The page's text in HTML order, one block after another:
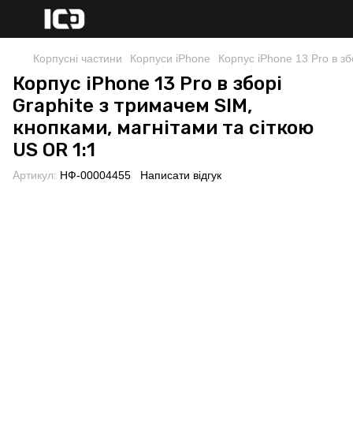
Корпусні частини Корпуси iPhone Корпус iPhone 13 Pro в
Корпус iPhone 13 Pro в зборі
Graphite з тримачем SIM,
кнопками, магнітами та сіткою
US OR 1:1
Артикул: НФ-00004455 Написати відгук